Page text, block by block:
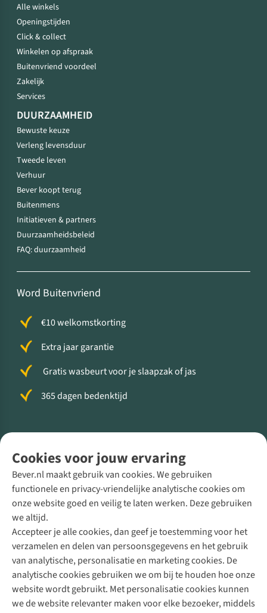
Cookies voor jouw ervaring
Bever.nl maakt gebruik van cookies. We gebruiken
functionele en privacy-vriendelijke analytische cookies om
onze website goed en veilig te laten werken. Deze gebruiken
we altijd.
Accepteer je alle cookies, dan geef je toestemming voor het
verzamelen en delen van persoonsgegevens en het gebruik
van analytische, personalisatie en marketing cookies. De
analytische cookies gebruiken we om bij te houden hoe onze
website wordt gebruikt. Met personalisatie cookies kunnen
we de website relevanter maken voor elke bezoeker, middels
Alle winkels
Openingstijden
Click & collect
Winkelen op afspraak
Buitenvriend voordeel
Zakelijk
Services
DUURZAAMHEID
Bewuste keuze
Verleng levensduur
Tweede leven
Verhuur
Bever koopt terug
Buitenmens
Initiatieven & partners
Duurzaamheidsbeleid
FAQ: duurzaamheid
Word Buitenvriend
€10 welkomstkorting
Extra jaar garantie
Gratis wasbeurt voor je slaapzak of jas
365 dagen bedenktijd
Direct advies van een Buitenexpert
+31 (0)85 888 50 88
+31 6 12 28 49 80
Contactformulier